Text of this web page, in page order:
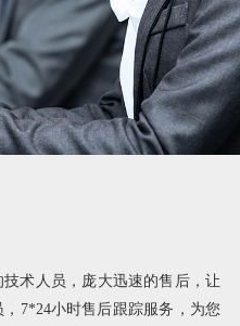
术人员，庞大迅速的售后，让
7*24小时售后跟踪服务，为您